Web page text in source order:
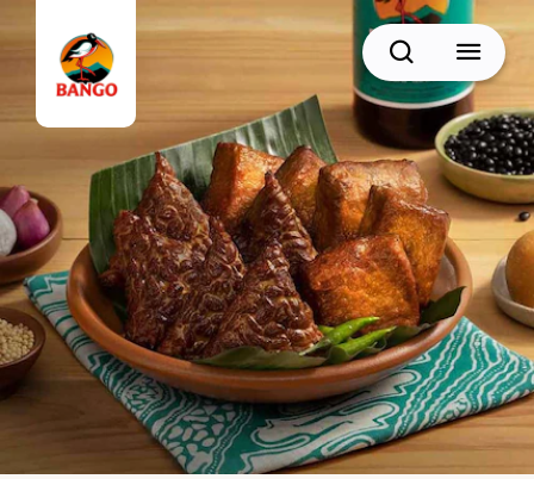
BACK
Resep Sate
Resep Semur
Resep Daging
Cari